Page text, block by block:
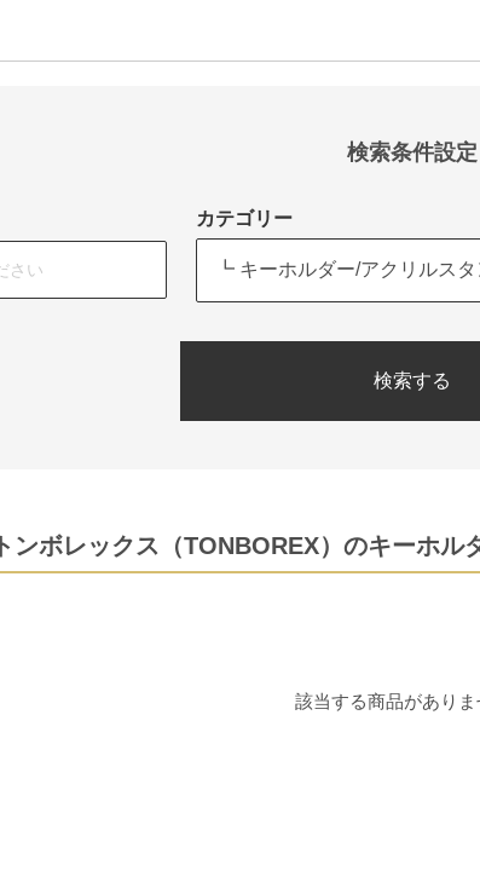
検索条件設定
カテゴリー
検索する
トンボレックス（TONBOREX）のキーホ
該当する商品がありま